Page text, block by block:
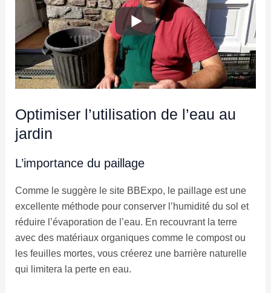
Optimiser l’utilisation de l’eau au
jardin
L’importance du paillage
Comme le suggère le site BBExpo, le paillage est une
excellente méthode pour conserver l’humidité du sol et
réduire l’évaporation de l’eau. En recouvrant la terre
avec des matériaux organiques comme le compost ou
les feuilles mortes, vous créerez une barrière naturelle
qui limitera la perte en eau.